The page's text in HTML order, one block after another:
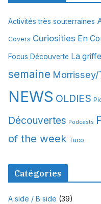
v
e
Activités très souterraines
Covers Curiosities En
Focus Découverte La
semaine Morrissey/
NEWS OLDIES
Découvertes Podcasts
of the week Tuco
Catégories
A side / B side (39)